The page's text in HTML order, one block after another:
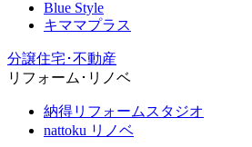
Blue Style
キママプラス
分譲住宅･不動産
リフォーム･リノベ
納得リフォームスタジオ
nattoku リノベ